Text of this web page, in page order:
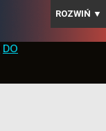
ROZWIŃ ▼
DO